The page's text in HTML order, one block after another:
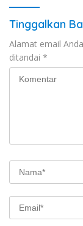
Tinggalkan
Alamat email
ditandai *